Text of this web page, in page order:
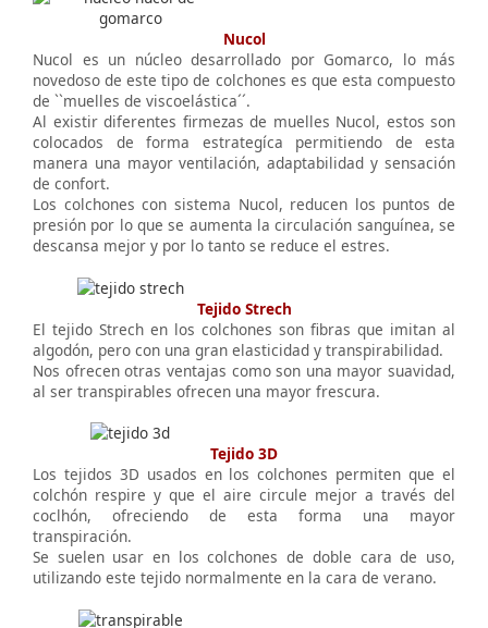
Nucol
Nucol es un núcleo desarrollado por Gomarco, lo más
novedoso de este tipo de colchones es que esta compuesto
de ``muelles de viscoelástica´´.
Al existir diferentes firmezas de muelles Nucol, estos son
colocados de forma estrategíca permitiendo de esta
manera una mayor ventilación, adaptabilidad y sensación
de confort.
Los colchones con sistema Nucol, reducen los puntos de
presión por lo que se aumenta la circulación sanguínea, se
descansa mejor y por lo tanto se reduce el estres.
Tejido Strech
El tejido Strech en los colchones son fibras que imitan al
algodón, pero con una gran elasticidad y transpirabilidad.
Nos ofrecen otras ventajas como son una mayor suavidad,
al ser transpirables ofrecen una mayor frescura.
Tejido 3D
Los tejidos 3D usados en los colchones permiten que el
colchón respire y que el aire circule mejor a través del
coclhón, ofreciendo de esta forma una mayor
transpiración.
Se suelen usar en los colchones de doble cara de uso,
utilizando este tejido normalmente en la cara de verano.